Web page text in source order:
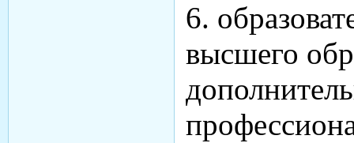
6.
высшего